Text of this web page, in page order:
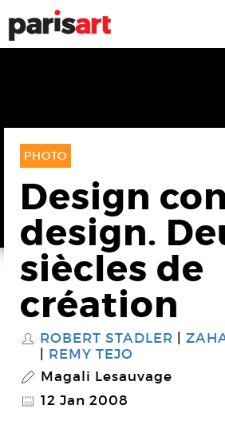
PHOTO
Design
design.
siècles de
création
S ROBERT STADLER
REMY TEJO
P Magali Lesauvage
@ 12 Jan 2008